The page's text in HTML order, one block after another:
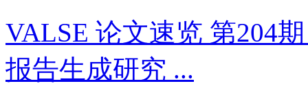
VALSE 论文速览 第204
报告生成研究 ...